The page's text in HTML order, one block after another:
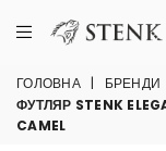
ГОЛОВНА | БРЕНДИ
ФУТЛЯР STENK
CAMEL